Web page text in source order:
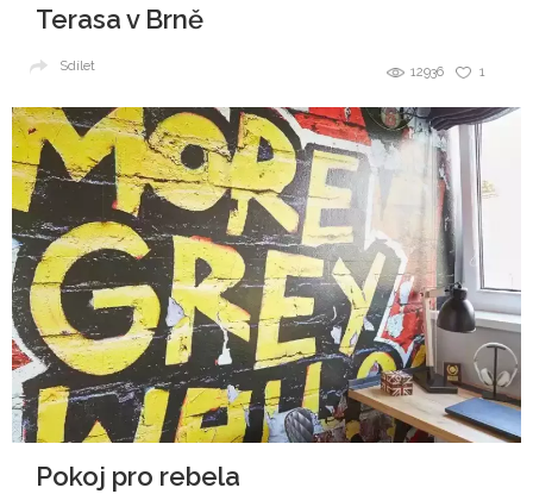
Terasa v Brně
1
12936
Sdílet
Pokoj pro rebela